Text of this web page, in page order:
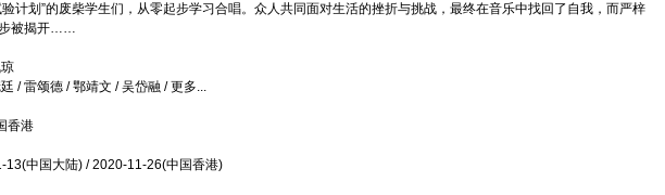
计划”的废柴学生们，从零起步学习合唱。众人共同面对生活的挫折与挑战，最终在音乐中找回了自我，而严梓
步被揭开……
/ 雷颂德 / 鄂靖文 / 吴岱融 / 更多...
香港
13(中国大陆) / 2020-11-26(中国香港)